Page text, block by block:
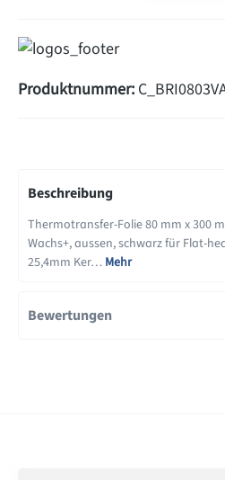
Produktnummer:
Beschreibung
Thermotransfer-Folie 80 mm x 300
Wachs+, aussen, schwarz für Flat-
25,4mm Ker… Mehr
Bewertungen